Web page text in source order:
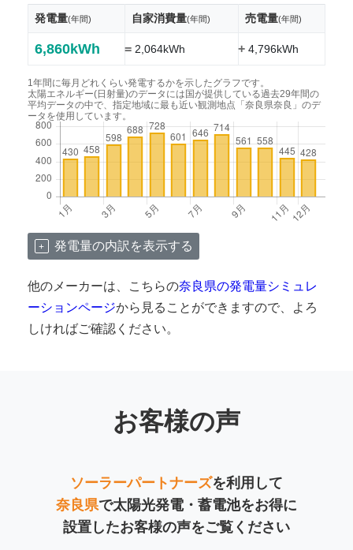
発電量(年間) 自家消費量(年間) 売電量(年間)
6,860kWh =2,064kWh +4,796kWh
1年間に毎月どれくらい発電するかを示したグラフです。
太陽エネルギー(日射量)のデータには国が提供している過去29年間の
平均データの中で、指定地域に最も近い観測地点「奈良県奈良」のデ
ータを使用しています。
発電量の内訳を表示する
他のメーカーは、こちらの奈良県の発電量シミュレ
ーションページから見ることができますので、よろ
しければご確認ください。
お客様の声
ソーラーパートナーズを利用して
奈良県で太陽光発電・蓄電池をお得に
設置したお客様の声をご覧ください